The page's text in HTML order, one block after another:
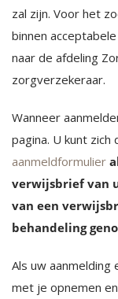
zal zijn. Voor het
binnen
naar de afdeling
zorgverzekeraar.
Wanneer
pagina. U kunt zich
aanmeldformulier
verwijsbrief van
van een
behandeling
Als uw aanmelding
met je opnemen